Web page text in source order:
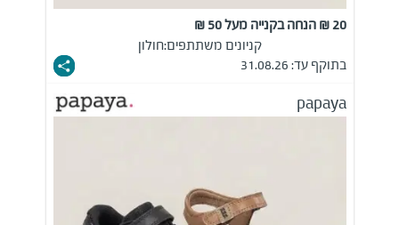
20 ₪ הנחה בקנייה מעל 50 ₪
קניונים משתתפים:חולון
בתוקף עד: 31.08.26
papaya